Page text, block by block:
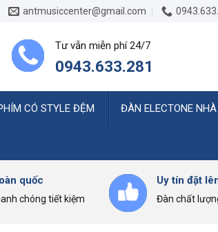
antmusiccenter@gmail.com
Tư vẫn miễn phí 24/7
0943.633.281
CÓ STYLE ĐỆM ĐÀN ELECTONE
quốc
chóng tiết kiệm
Uy tín đặt
Đàn chất